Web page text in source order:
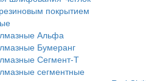
покрытием
Альфа
Бумеранг
Сегмент-Т
сегментные